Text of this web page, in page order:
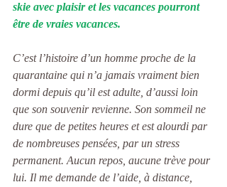
skie avec plaisir et les vacances pourront
être de vraies vacances.
C’est l’histoire d’un homme proche de la
quarantaine qui n’a jamais vraiment bien
dormi depuis qu’il est adulte, d’aussi loin
que son souvenir revienne. Son sommeil ne
dure que de petites heures et est alourdi par
de nombreuses pensées, par un stress
permanent. Aucun repos, aucune trève pour
lui. Il me demande de l’aide, à distance,